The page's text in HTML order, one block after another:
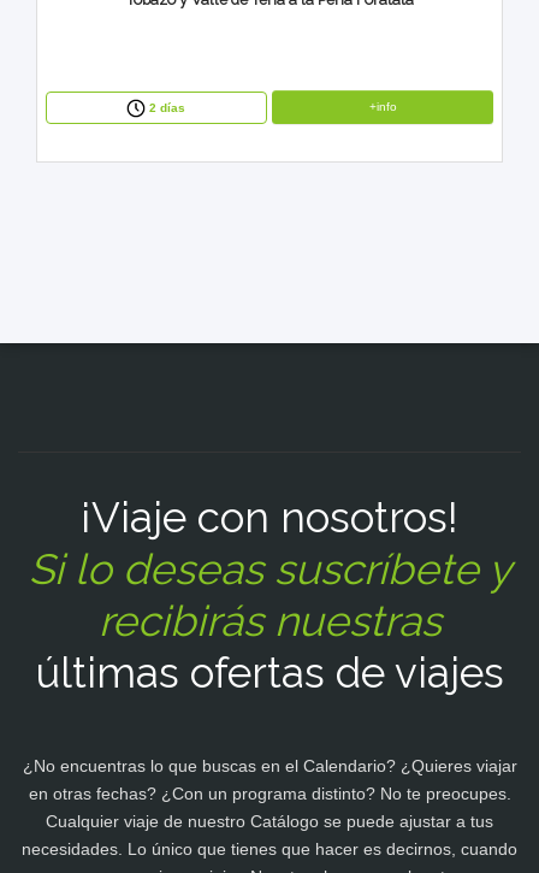
2 días +info
¡Viaje con nosotros!
Si lo deseas suscríbete y
recibirás nuestras
últimas ofertas de viajes
¿No encuentras lo que buscas en el Calendario? ¿Quieres viajar
en otras fechas? ¿Con un programa distinto? No te preocupes.
Cualquier viaje de nuestro Catálogo se puede ajustar a tus
necesidades. Lo único que tienes que hacer es decirnos, cuando